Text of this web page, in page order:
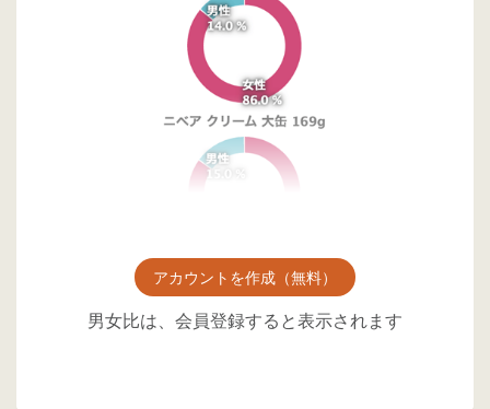
アカウントを作成（無料）
男女比は、会員登録すると表示されます